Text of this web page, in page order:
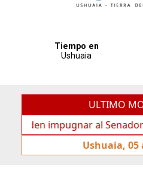
ULTIMO
impugnar al Senador
Ushuaia, 05